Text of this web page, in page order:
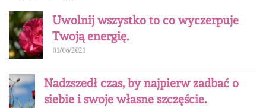
Uwolnij wszystko to co wyczerpuje
Twoją energię.
01/06/2021
Nadzszedł czas, by najpierw zadbać o
siebie i swoje własne szczęście.